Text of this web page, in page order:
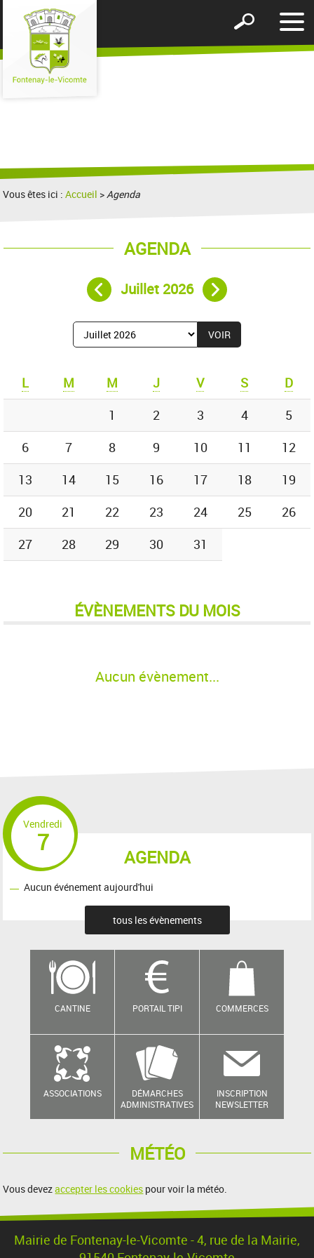
le
Afficher
formulaire
Vous êtes ici :Accueil >Agenda
AGENDA
Mois précédent
Juillet 2026
Mois suivant
Afficher
le
de
:
L M M J V S
D
1
2 3 4
5
6
7 8 9 10 11
12
13
14 15 16 17 18
19
20
21 22 23 24 25
26
27
28 29 30 31
ÉVÈNEMENTS DU MOIS
Aucun évènement...
AGENDA
Vendredi
7
Aucun événement aujourd'hui
tous les évènements
CANTINE PORTAIL TIPI COMMERCES
ASSOCIATIONS
DÉMARCHES
ADMINISTRATIVES
INSCRIPTION
NEWSLETTER
MÉTÉO
Vous devezaccepter les cookies pour voir la météo.
Mairie de Fontenay-le-Vicomte - 4, rue de la Mairie,